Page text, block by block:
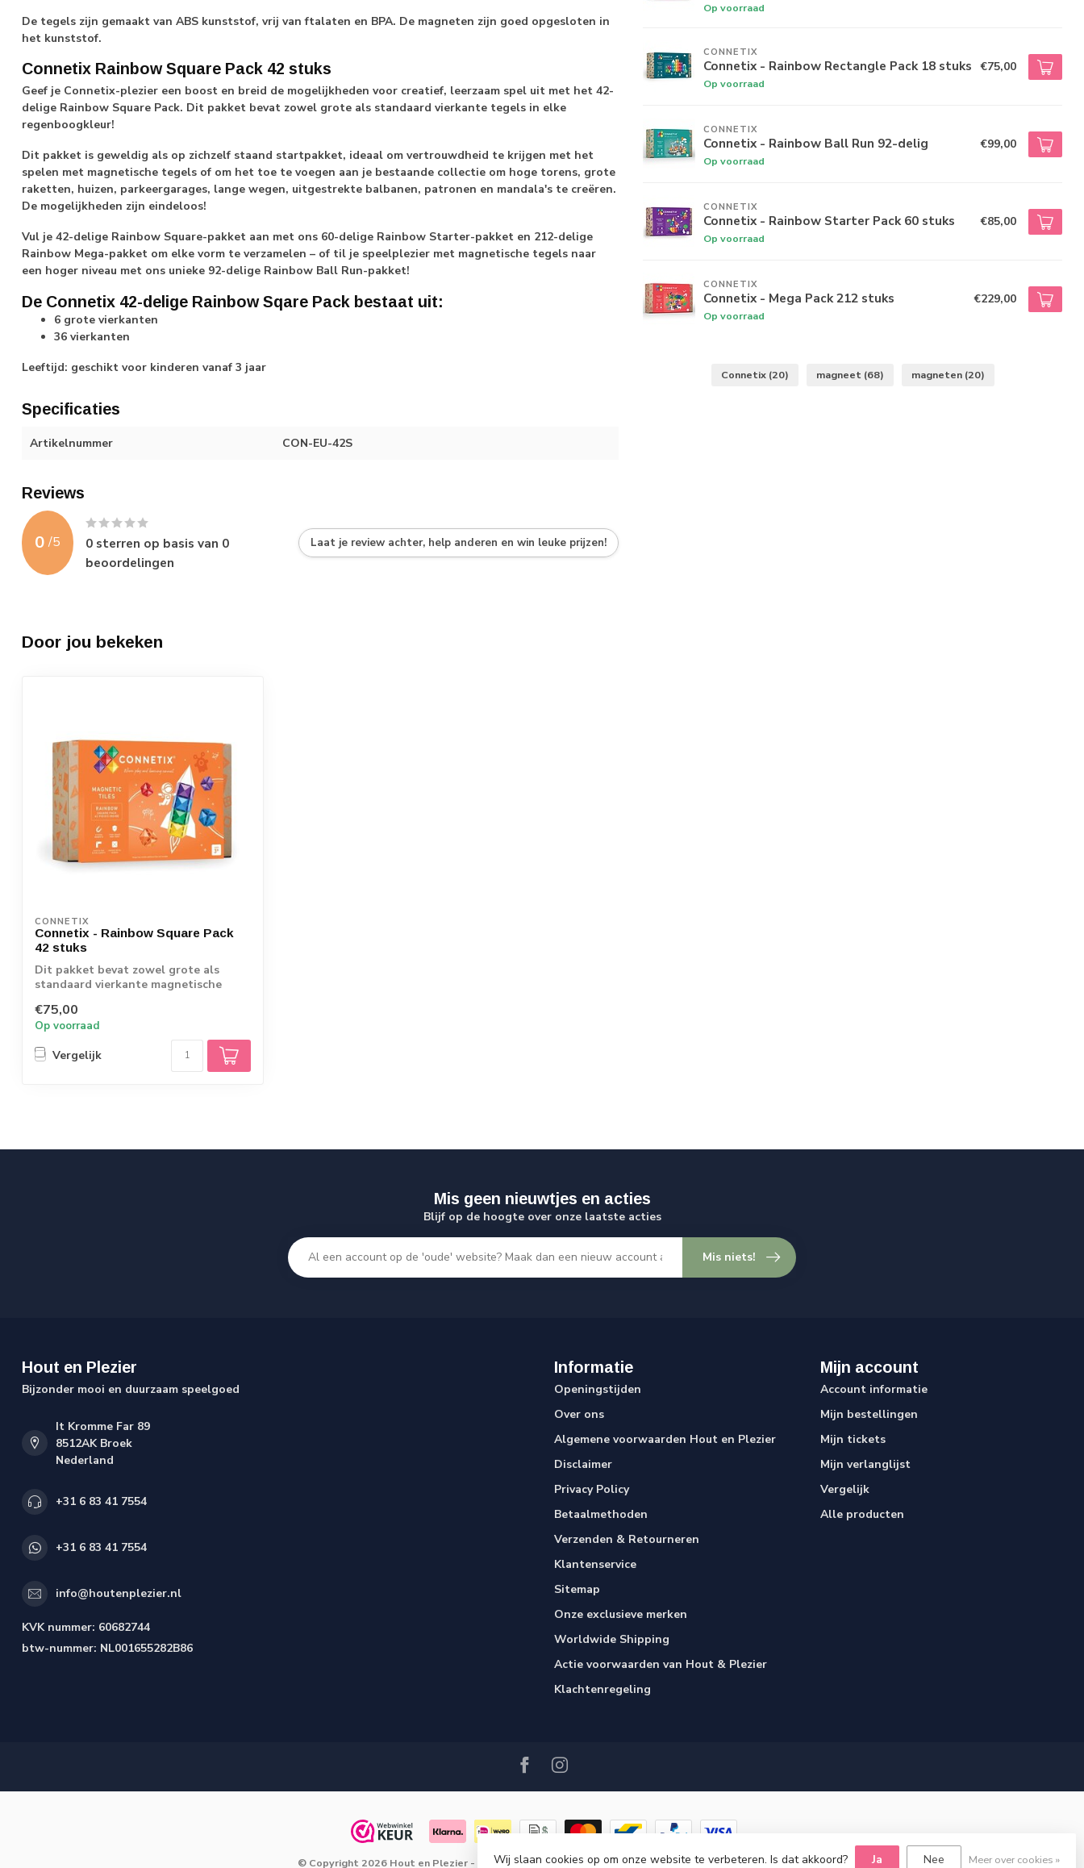
De tegels zijn gemaakt van ABS kunststof, vrij van ftalaten en BPA. De magneten zijn goed opgesloten in
het kunststof.
Connetix Rainbow Square Pack 42 stuks
Geef je Connetix-plezier een boost en breid de mogelijkheden voor creatief, leerzaam spel uit met het 42-
delige Rainbow Square Pack. Dit pakket bevat zowel grote als standaard vierkante tegels in elke
regenboogkleur!
Dit pakket is geweldig als op zichzelf staand startpakket, ideaal om vertrouwdheid te krijgen met het
spelen met magnetische tegels of om het toe te voegen aan je bestaande collectie om hoge torens, grote
raketten, huizen, parkeergarages, lange wegen, uitgestrekte balbanen, patronen en mandala's te creëren.
De mogelijkheden zijn eindeloos!
Vul je 42-delige Rainbow Square-pakket aan met ons 60-delige Rainbow Starter-pakket en 212-delige
Rainbow Mega-pakket om elke vorm te verzamelen – of til je speelplezier met magnetische tegels naar
een hoger niveau met ons unieke 92-delige Rainbow Ball Run-pakket!
De Connetix 42-delige Rainbow Sqare Pack bestaat uit:
6 grote vierkanten
36 vierkanten
Leeftijd: geschikt voor kinderen vanaf 3 jaar
Specificaties
Artikelnummer CON-EU-42S
Reviews
0 /5 0 sterren op basis van 0
beoordelingen
Laat je review achter, help anderen en win leuke prijzen!
Op voorraad
CONNETIX
Connetix - Rainbow Rectangle Pack 18 stuks
Op voorraad
€75,00
CONNETIX
Connetix - Rainbow Ball Run 92-delig
Op voorraad
€99,00
CONNETIX
Connetix - Rainbow Starter Pack 60 stuks
Op voorraad
€85,00
CONNETIX
Connetix - Mega Pack 212 stuks
Op voorraad
€229,00
Connetix (20) magneet (68) magneten (20)
Door jou bekeken
CONNETIX
Connetix - Rainbow Square Pack
42 stuks
Dit pakket bevat zowel grote als
standaard vierkante magnetische
€75,00
Op voorraad
Vergelijk
Mis geen nieuwtjes en acties
Blijf op de hoogte over onze laatste acties
Mis niets!
Hout en Plezier
Bijzonder mooi en duurzaam speelgoed
It Kromme Far 89
8512AK Broek
Nederland
+31 6 83 41 7554
+31 6 83 41 7554
info@houtenplezier.nl
KVK nummer: 60682744
btw-nummer: NL001655282B86
Informatie
Openingstijden
Over ons
Algemene voorwaarden Hout en Plezier
Disclaimer
Privacy Policy
Betaalmethoden
Verzenden & Retourneren
Klantenservice
Sitemap
Onze exclusieve merken
Worldwide Shipping
Actie voorwaarden van Hout & Plezier
Klachtenregeling
Mijn account
Account informatie
Mijn bestellingen
Mijn tickets
Mijn verlanglijst
Vergelijk
Alle producten
© Copyright 2026 Hout en Plezier - Powered byLightspeed-Lightspeed designbyDyvelopment
Wij slaan cookies op om onze website te verbeteren. Is dat akkoord? Ja Nee Meer over cookies »